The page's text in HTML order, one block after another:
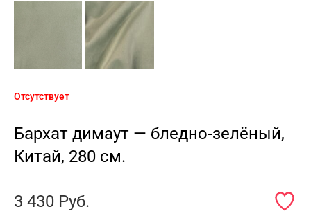
Отсутствует
Бархат димаут — бледно-зелёный,
Китай, 280 см.
3 430 Руб.